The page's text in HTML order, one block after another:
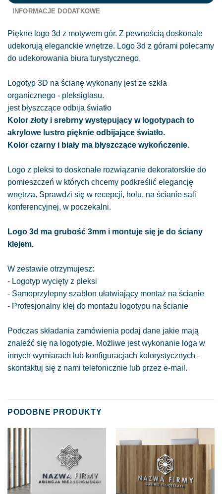
INFORMACJE DODATKOWE
Piękne logo 3d z motywem gór. Z pewnością doskonale
udekorują eleganckie wnętrze. Logo 3d z górami polecamy
do udekorowania biura turystycznego.
Logotyp 3D na ścianę wykonany jest ze szkła
organicznego - pleksiglasu.
jest błyszczące odbija światło
Kolor złoty i srebrny występujący w logotypach to
akrylowe lustro pięknie odbijające światło.
Kolor czarny i biały ma błyszczące wykończenie.
Logo z pleksi to doskonałe rozwiązanie dekoratorskie do
pomieszczeń w których chcemy podkreślić elegancję
wnętrza. Sprawdzi się w recepcji, holu, na ścianie sali
konferencyjnej, w poczekalni.
Logo 3d ma grubość 3mm i montuje się je do ściany
klejem.
W zestawie otrzymujesz:
- Logotyp wycięty z pleksi
- Samoprzylepny szablon ułatwiający montaż na ścianie
- Profesjonalny klej do montażu logotypu na ścianie
Podczas składania zamówienia podaj dane jakie mają
znaleźć się na logotypie. Możliwe jest wykonanie loga w
innych wymiarach lub konfiguracjach kolorystycznych -
skontaktuj się z nami telefonicznie lub przez e-mail.
PODOBNE PRODUKTY